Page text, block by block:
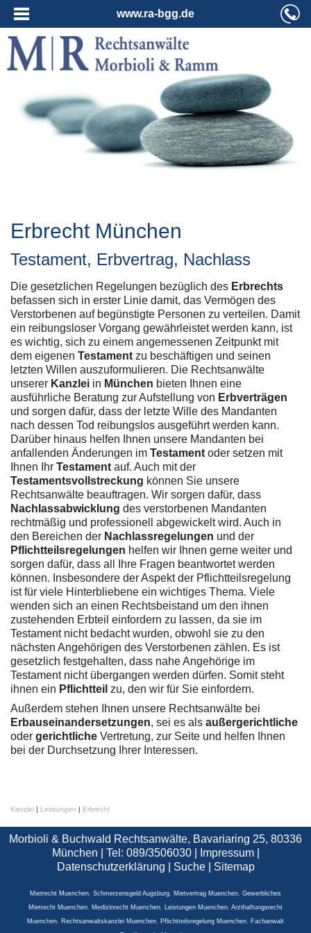
www.ra-bgg.de
Erbrecht München
Testament, Erbvertrag, Nachlass
Die gesetzlichen Regelungen bezüglich des Erbrechts
befassen sich in erster Linie damit, das Vermögen des
Verstorbenen auf begünstigte Personen zu verteilen. Damit
ein reibungsloser Vorgang gewährleistet werden kann, ist
es wichtig, sich zu einem angemessenen Zeitpunkt mit
dem eigenen Testament zu beschäftigen und seinen
letzten Willen auszuformulieren. Die Rechtsanwälte
unserer Kanzlei in München bieten Ihnen eine
ausführliche Beratung zur Aufstellung von Erbverträgen
und sorgen dafür, dass der letzte Wille des Mandanten
nach dessen Tod reibungslos ausgeführt werden kann.
Darüber hinaus helfen Ihnen unsere Mandanten bei
anfallenden Änderungen im Testament oder setzen mit
Ihnen Ihr Testament auf. Auch mit der
Testamentsvollstreckung können Sie unsere
Rechtsanwälte beauftragen. Wir sorgen dafür, dass
Nachlassabwicklung des verstorbenen Mandanten
rechtmäßig und professionell abgewickelt wird. Auch in
den Bereichen der Nachlassregelungen und der
Pflichtteilsregelungen helfen wir Ihnen gerne weiter und
sorgen dafür, dass all Ihre Fragen beantwortet werden
können. Insbesondere der Aspekt der Pflichtteilsregelung
ist für viele Hinterbliebene ein wichtiges Thema. Viele
wenden sich an einen Rechtsbeistand um den ihnen
zustehenden Erbteil einfordern zu lassen, da sie im
Testament nicht bedacht wurden, obwohl sie zu den
nächsten Angehörigen des Verstorbenen zählen. Es ist
gesetzlich festgehalten, dass nahe Angehörige im
Testament nicht übergangen werden dürfen. Somit steht
ihnen ein Pflichtteil zu, den wir für Sie einfordern.
Außerdem stehen Ihnen unsere Rechtsanwälte bei
Erbauseinandersetzungen, sei es als außergerichtliche
oder gerichtliche Vertretung, zur Seite und helfen Ihnen
bei der Durchsetzung Ihrer Interessen.
Kanzlei | Leistungen | Erbrecht
Morbioli & Buchwald Rechtsanwälte, Bavariaring 25, 80336
München | Tel: 089/3506030 |
Impressum|
Datenschutzerklärung
Suche| Sitemap
Mietrecht Muenchen, Schmerzensgeld Augsburg, Mietvertrag Muenchen, Gewerbliches
Mietrecht Muenchen, Medizinrecht Muenchen, Leistungen Muenchen, Arzthaftungsrecht
Muenchen, Rechtsanwaltskanzlei Muenchen, Pflichtteilsregelung Muenchen, Fachanwalt